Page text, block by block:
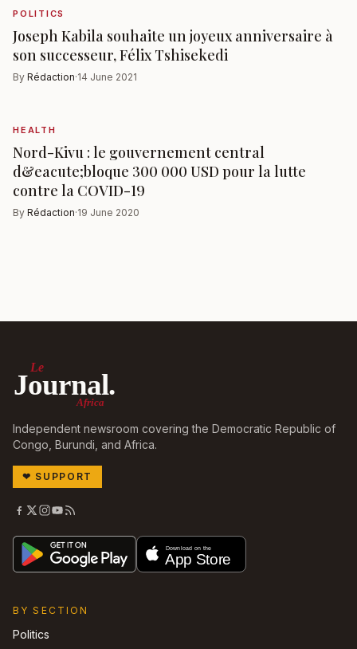
POLITICS
Joseph Kabila souhaite un joyeux anniversaire à
son successeur, Félix Tshisekedi
By Rédaction·14 June 2021
HEALTH
Nord-Kivu : le gouvernement central
d&eacute;bloque 300 000 USD pour la lutte
contre la COVID-19
By Rédaction·19 June 2020
Le
Journal.
Africa
Independent newsroom covering the Democratic Republic of
Congo, Burundi, and Africa.
❤ SUPPORT
BY SECTION
Politics